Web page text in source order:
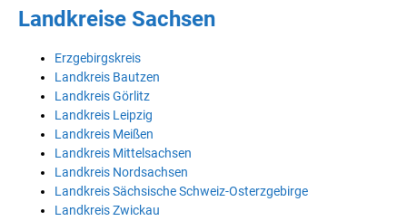
Landkreise Sachsen
Erzgebirgskreis
Landkreis Bautzen
Landkreis Görlitz
Landkreis Leipzig
Landkreis Meißen
Landkreis Mittelsachsen
Landkreis Nordsachsen
Landkreis Sächsische Schweiz-Osterzgebirge
Landkreis Zwickau